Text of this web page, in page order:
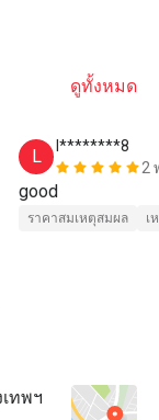
ดูทั้งหมด
L
l********8
2
good
ราคาสมเหตุสมผล เ
ทพฯ